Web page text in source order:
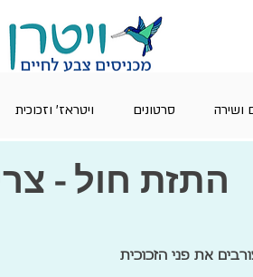
ושירה סרטונים ויטראז' וזכוכית
התזת חול -
את פני הזכוכית